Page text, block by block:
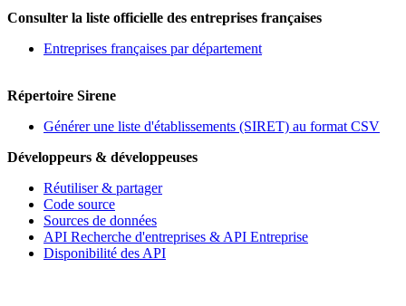
Consulter la liste officielle des entreprises françaises
Entreprises françaises par département
Répertoire Sirene
Générer une liste d'établissements (SIRET) au format CSV
Développeurs & développeuses
Réutiliser & partager
Code source
Sources de données
API Recherche d'entreprises & API Entreprise
Disponibilité des API